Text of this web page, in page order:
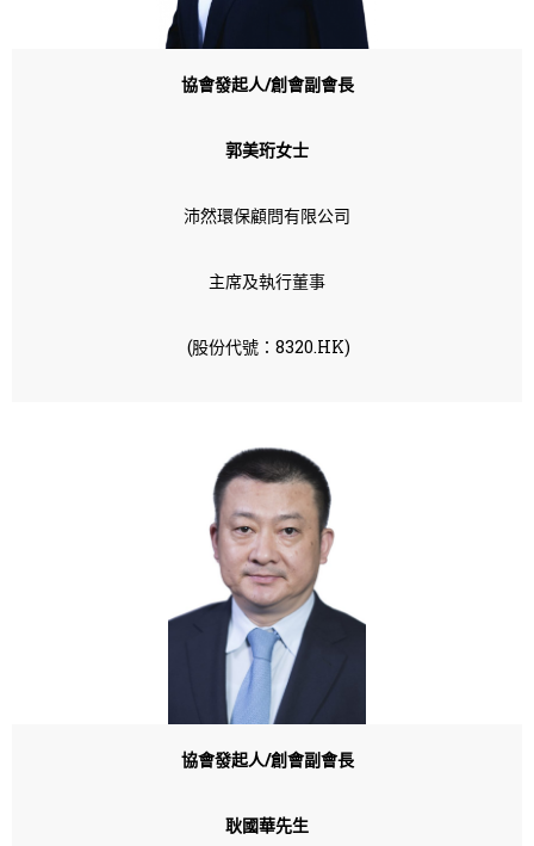
協會發起人/創會副會長
郭美珩女士
沛然環保顧問有限公司
主席及執行董事
(股份代號：8320.HK)
協會發起人/創會副會長
耿國華先生